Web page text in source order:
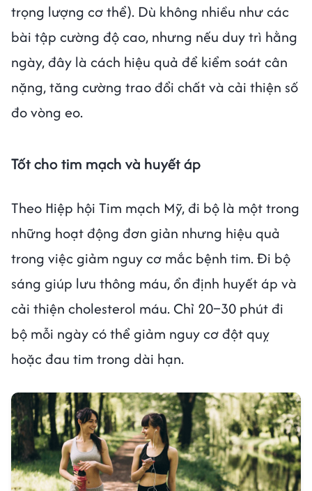
trọng lượng cơ thể). Dù không nhiều như các
bài tập cường độ cao, nhưng nếu duy trì hằng
ngày, đây là cách hiệu quả để kiểm soát cân
nặng, tăng cường trao đổi chất và cải thiện số
đo vòng eo.
Tốt cho tim mạch và huyết áp
Theo Hiệp hội Tim mạch Mỹ, đi bộ là một trong
những hoạt động đơn giản nhưng hiệu quả
trong việc giảm nguy cơ mắc bệnh tim. Đi bộ
sáng giúp lưu thông máu, ổn định huyết áp và
cải thiện cholesterol máu. Chỉ 20–30 phút đi
bộ mỗi ngày có thể giảm nguy cơ đột quỵ
hoặc đau tim trong dài hạn.